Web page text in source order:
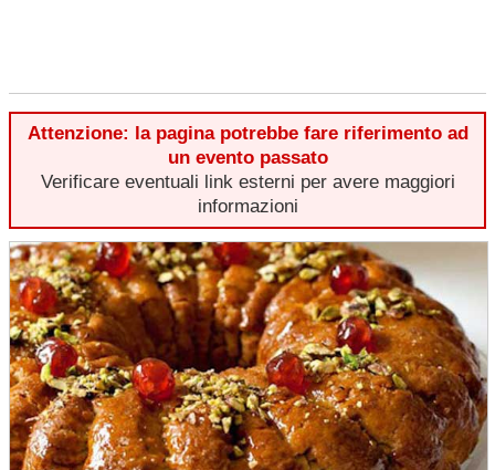
Attenzione: la pagina potrebbe fare riferimento ad
un evento passato
Verificare eventuali link esterni per avere maggiori
informazioni